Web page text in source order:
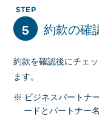
5 約款の確
約款を確認後にチェ
ます。
※ ビジネスパートナ
ードとパートナー